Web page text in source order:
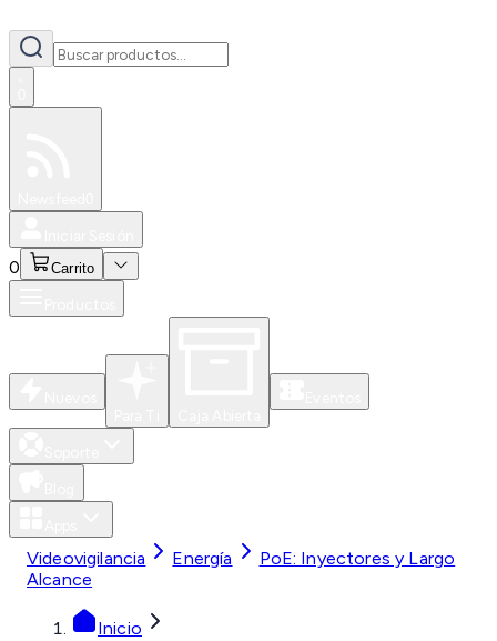
0 Carrito
Videovigilancia Energía
PoE: Inyectores y Largo
Alcance
Inicio